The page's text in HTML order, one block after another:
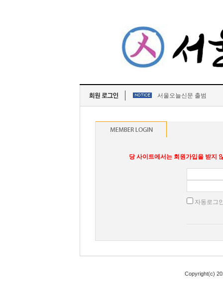
서울오늘신문 출범
당 사이트에서는 회원가입을 받지
자동로그
Copyright(c)